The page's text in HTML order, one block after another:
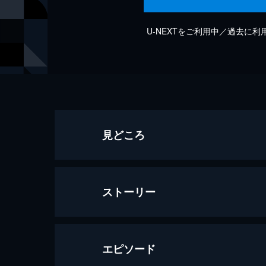
U-NEXTをご利用中／過去に利
見どころ
ストーリー
エピソード